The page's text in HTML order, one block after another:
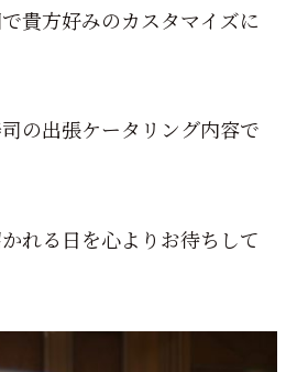
貴方好みのカスタマイズに
の出張ケータリング内容で
れる日を心よりお待ちして